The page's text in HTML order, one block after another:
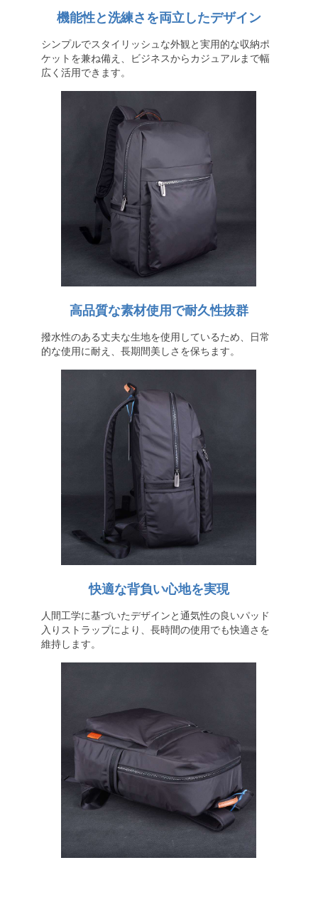
機能性と洗練さを両立したデザイン
シンプルでスタイリッシュな外観と実用的な収納ポ
ケットを兼ね備え、ビジネスからカジュアルまで幅
広く活用できます。
高品質な素材使用で耐久性抜群
撥水性のある丈夫な生地を使用しているため、日常
的な使用に耐え、長期間美しさを保ちます。
快適な背負い心地を実現
人間工学に基づいたデザインと通気性の良いパッド
入りストラップにより、長時間の使用でも快適さを
維持します。